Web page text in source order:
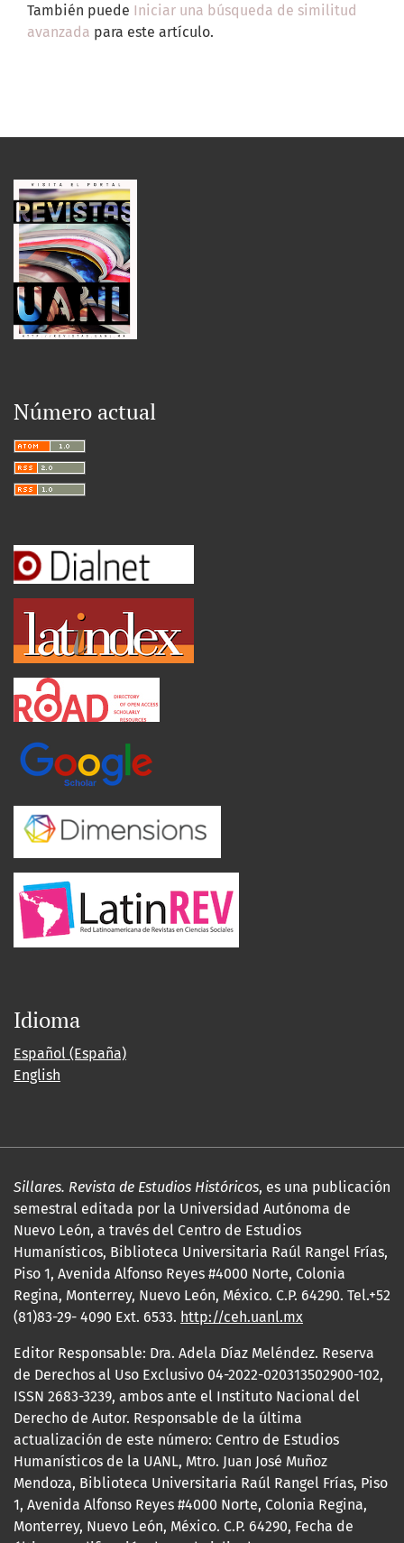
También puede Iniciar una búsqueda de similitud
avanzada para este artículo.
Número actual
Idioma
Español (España)
English
Sillares. Revista de Estudios Históricos, es una publicación
semestral editada por la Universidad Autónoma de
Nuevo León, a través del Centro de Estudios
Humanísticos, Biblioteca Universitaria Raúl Rangel Frías,
Piso 1, Avenida Alfonso Reyes #4000 Norte, Colonia
Regina, Monterrey, Nuevo León, México. C.P. 64290. Tel.+52
(81)83-29- 4090 Ext. 6533. http://ceh.uanl.mx
Editor Responsable: Dra. Adela Díaz Meléndez. Reserva
de Derechos al Uso Exclusivo 04-2022-020313502900-102,
ISSN 2683-3239, ambos ante el Instituto Nacional del
Derecho de Autor. Responsable de la última
actualización de este número: Centro de Estudios
Humanísticos de la UANL, Mtro. Juan José Muñoz
Mendoza, Biblioteca Universitaria Raúl Rangel Frías, Piso
1, Avenida Alfonso Reyes #4000 Norte, Colonia Regina,
Monterrey, Nuevo León, México. C.P. 64290, Fecha de